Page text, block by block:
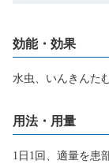
効能・効果
水虫、いんきんた
用法・用量
1日1回、適量を患